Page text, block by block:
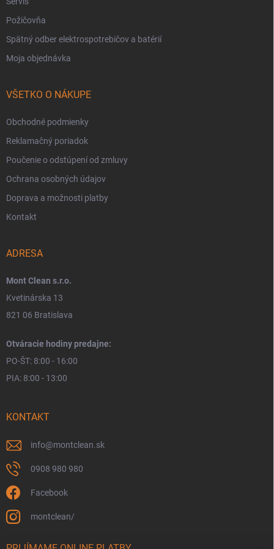
Požičovňa
Spätný odber elektrospotrebičov a batérií
Moja objednávka
VŠETKO O NÁKUPE
Obchodné podmienky
Reklamačný poriadok
Poučenie o odstúpení od zmluvy
Ochrana osobných údajov
Doprava a možnosti platby
Kontakt
ADRESA
Mont Clean s.r.o.
Kvetinárska 13
821 06 Bratislava
Otváracie hodiny predajne:
PO-ŠT: 8:00 - 16:00
PIA: 8:00 - 13:00
KONTAKT
info@montclean.sk
0908 980 980
Facebook
montclean/